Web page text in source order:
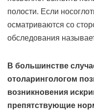
полости. Если
осматриваются со
обследования
В большинстве
отоларингологом
возникновения
препятствующие